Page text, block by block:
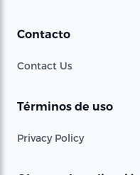
Contacto
Contact Us
Términos de uso
Privacy Policy